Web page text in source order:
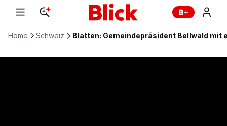
Home Schweiz Blatten: Gemeindepräsident Bellwald mit